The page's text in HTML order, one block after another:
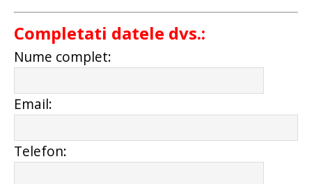
Completati datele dvs.:
Nume complet:
Email:
Telefon: